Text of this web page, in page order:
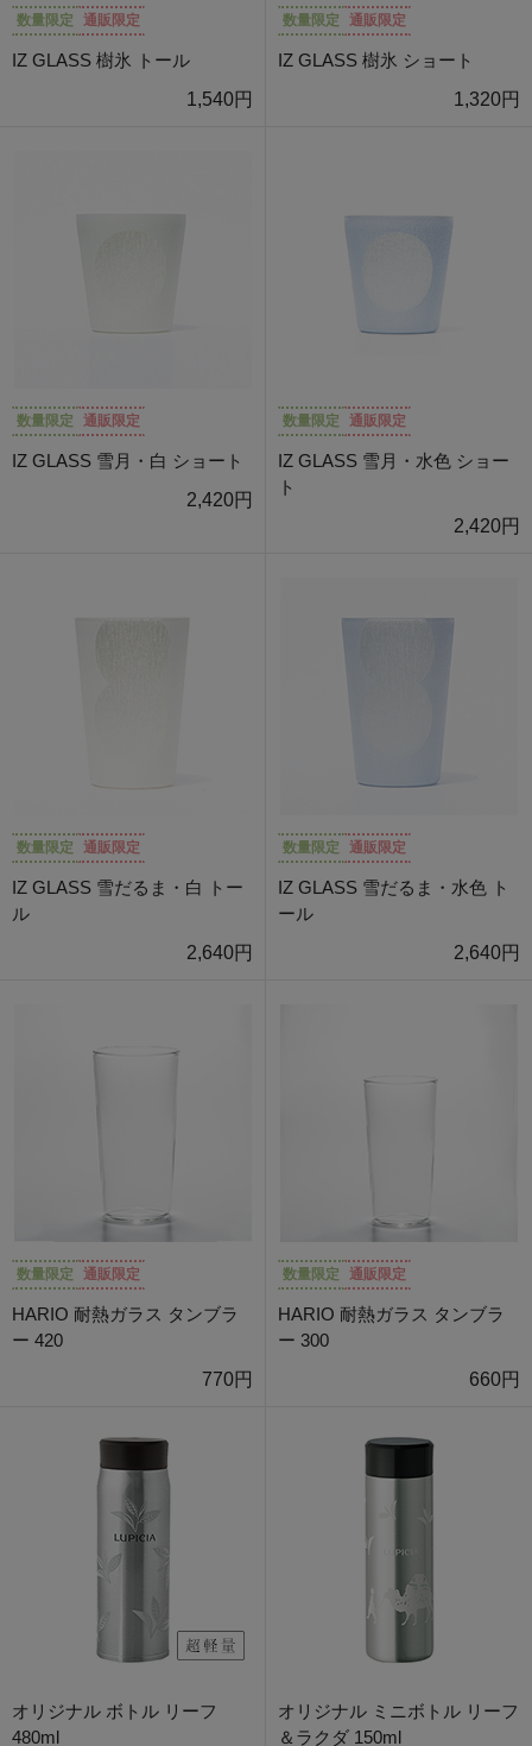
数量限定 通販限定
IZ GLASS 樹氷 トール
1,540円
数量限定 通販限定
IZ GLASS 樹氷 ショート
1,320円
数量限定 通販限定
IZ GLASS 雪月・白 ショート
2,420円
数量限定 通販限定
IZ GLASS 雪月・水色 ショー
ト
2,420円
数量限定 通販限定
IZ GLASS 雪だるま・白 トー
ル
2,640円
数量限定 通販限定
IZ GLASS 雪だるま・水色 ト
ール
2,640円
数量限定 通販限定
HARIO 耐熱ガラス タンブラ
ー 420
770円
数量限定 通販限定
HARIO 耐熱ガラス タンブラ
ー 300
660円
オリジナル ボトル リーフ
480ml
オリジナル ミニボトル リーフ
＆ラクダ 150ml